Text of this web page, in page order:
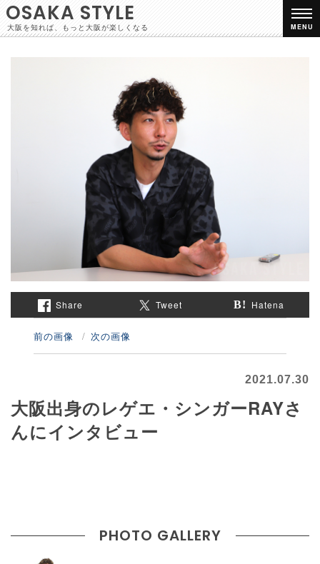
OSAKA STYLE
大阪を知れば、もっと大阪が楽しくなる MENU
Share Tweet Hatena
前の画像 次の画像
2021.07.30
大阪出身のレゲエ・シンガーRAYさ
んにインタビュー
PHOTO GALLERY